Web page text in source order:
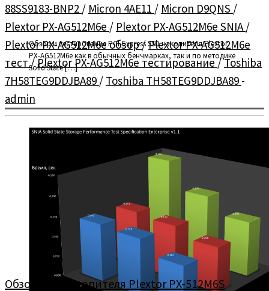
Обзор и тестирование PCI-Express SSD накопителя Plextor
PX-AG512M6e как в обычных бенчмарках, так и по методике
Solid State […]
88SS9183-BNP2 / Micron 4AE11 / Micron D9QNS /
Plextor PX-AG512M6e / Plextor PX-AG512M6e SNIA /
Plextor PX-AG512M6e обзор/Plextor PX-AG512M6e
тест/Plextor PX-AG512M6e тестирование/Toshiba
7H58TEG9DDJBA89 / Toshiba TH58TEG9DDJBA89 -
admin
Обзор SSD накопителя Plextor PX-512M6S